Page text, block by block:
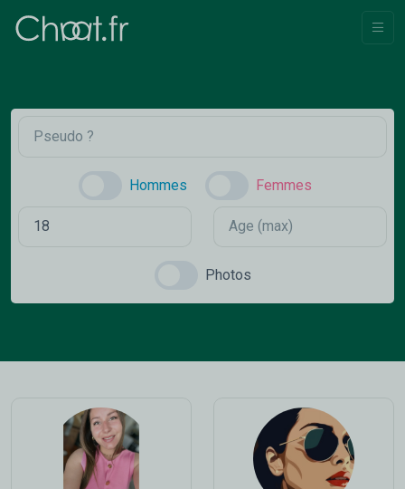
Hommes Femmes
Photos